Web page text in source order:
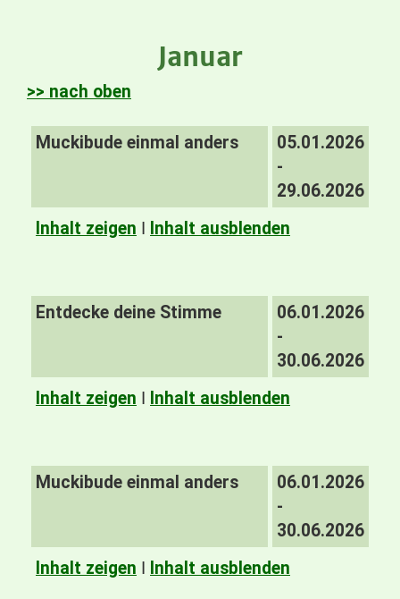
Januar
>> nach oben
Muckibude einmal anders
05.01.2026
-
29.06.2026
Inhalt zeigen I Inhalt ausblenden
Entdecke deine Stimme
06.01.2026
-
30.06.2026
Inhalt zeigen I Inhalt ausblenden
Muckibude einmal anders
06.01.2026
-
30.06.2026
Inhalt zeigen I Inhalt ausblenden